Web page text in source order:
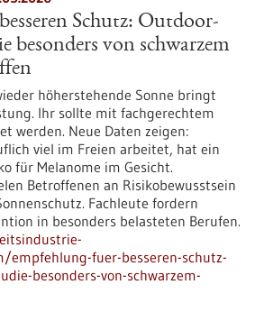
Schutz: Outdoor-
besonders von schwarzem
höherstehende Sonne bringt
Ihr sollte mit fachgerechtem
werden. Neue Daten zeigen:
viel im Freien arbeitet, hat ein
für Melanome im Gesicht.
Betroffenen an Risikobewusstsein
Fachleute fordern
in besonders belasteten Berufen.
fuer-besseren-schutz-
besonders-von-schwarzem-